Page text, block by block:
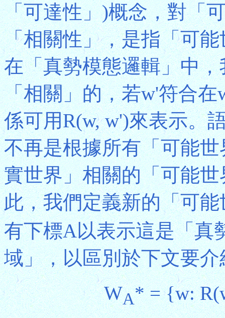
「可達性」)概念，對「
「相關性」，是指「可
在「真勢模態邏輯」中
「相關」的，若w'符合
係可用R(w, w')來表示。
不再是根據所有「可能
實世界」相關的「可能
此，我們定義新的「可
有下標A以表示這是「真
域」，以區別於下文要
WA* = {w: